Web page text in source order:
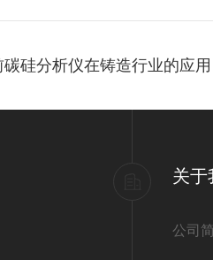
硅分析仪在铸造行业的应用
关于
公司